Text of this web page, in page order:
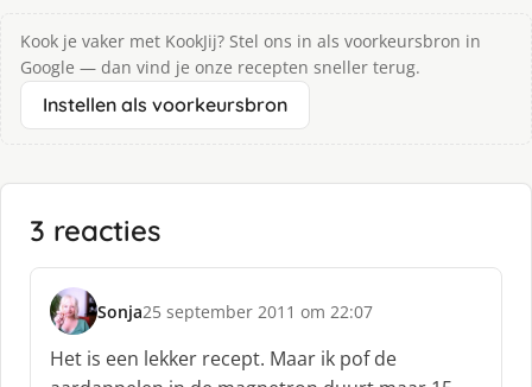
Kook je vaker met KookJij? Stel ons in als voorkeursbron in
Google — dan vind je onze recepten sneller terug.
Instellen als voorkeursbron
3 reacties
Sonja
s
c
h
25 september 2011 om 22:07
Het is een lekker recept. Maar ik pof de